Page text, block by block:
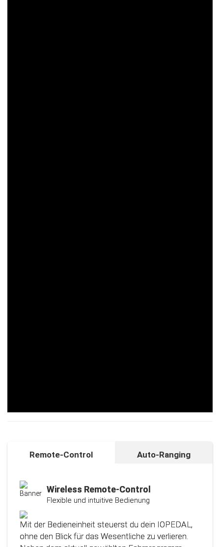
Remote-Control Auto-Ranging
Wireless Remote-Control
Flexible und intuitive Bedienung
Mit der Bedieneinheit steuerst du dein IOPEDAL,
ohne den Blick für das Wesentliche zu verlieren.
Kalibrierungsfunktion
Das Steuergerät (ECU) verfügt über eine
intelligente Kalibrierfunktion. Direkt nach dem
Einbau des IOPEDAL werden alle notwendigen
Informationen des Gaspedals automatisch